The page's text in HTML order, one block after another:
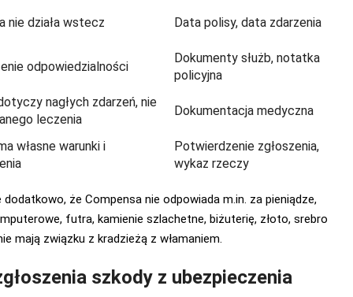
nie działa wstecz Data polisy, data zdarzenia
odpowiedzialności
Dokumenty służb, notatka
policyjna
nagłych zdarzeń, nie
leczenia
Dokumentacja medyczna
własne warunki i
Potwierdzenie zgłoszenia,
wykaz rzeczy
że Compensa nie odpowiada m.in. za pieniądze,
futra, kamienie szlachetne, biżuterię, złoto, srebro
mają związku z kradzieżą z włamaniem.
szkody z ubezpieczenia